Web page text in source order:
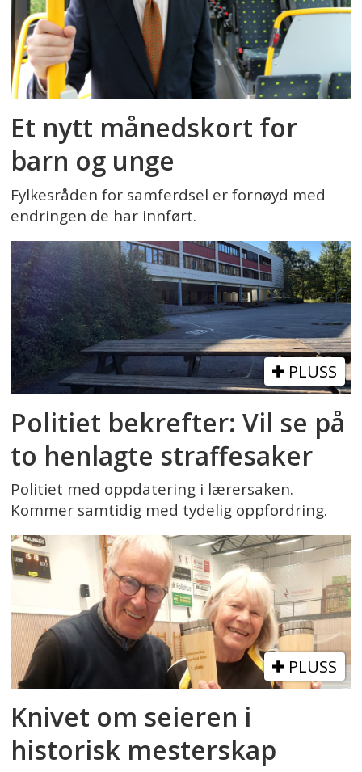
Et nytt månedskort for
barn og unge
Fylkesråden for samferdsel er fornøyd med
endringen de har innført.
PLUSS
Politiet bekrefter: Vil se på
to henlagte straffesaker
Politiet med oppdatering i lærersaken.
Kommer samtidig med tydelig oppfordring.
PLUSS
Knivet om seieren i
historisk mesterskap